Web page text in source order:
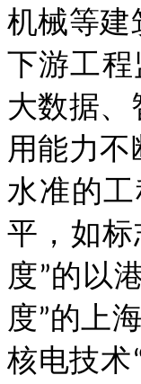
机械等建
下游工
大数据、
用能力不
水准的
平，如标
度”的以
度”的上
核电技术